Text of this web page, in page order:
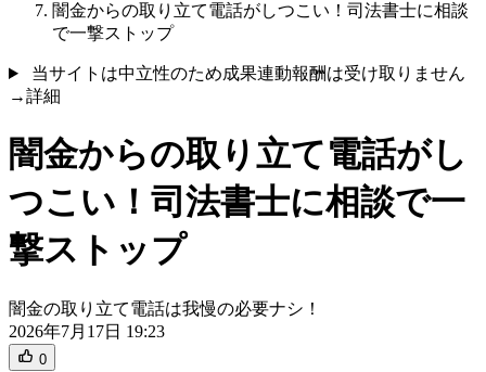
闇金からの取り立て電話がしつこい！司法書士に相談
で一撃ストップ
当サイトは中立性のため成果連動報酬は受け取りません
→詳細
闇金からの取り立て電話がし
つこい！司法書士に相談で一
撃ストップ
闇金の取り立て電話は我慢の必要ナシ！
2026年7月17日 19:23
0